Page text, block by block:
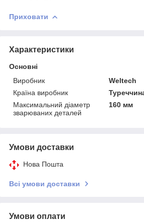
Приховати
Характеристики
Основні
Виробник
Weltech
Країна виробник
Максимальний діаметр
зварюваних деталей
160 мм
Умови доставки
Нова Пошта
Всі умови доставки
Умови оплати